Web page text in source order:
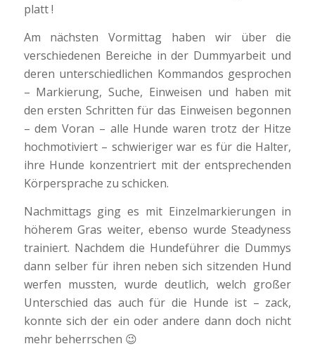
platt !
Am nächsten Vormittag haben wir über die
verschiedenen Bereiche in der Dummyarbeit und
deren unterschiedlichen Kommandos gesprochen
– Markierung, Suche, Einweisen und haben mit
den ersten Schritten für das Einweisen begonnen
– dem Voran – alle Hunde waren trotz der Hitze
hochmotiviert – schwieriger war es für die Halter,
ihre Hunde konzentriert mit der entsprechenden
Körpersprache zu schicken.
Nachmittags ging es mit Einzelmarkierungen in
höherem Gras weiter, ebenso wurde Steadyness
trainiert. Nachdem die Hundeführer die Dummys
dann selber für ihren neben sich sitzenden Hund
werfen mussten, wurde deutlich, welch großer
Unterschied das auch für die Hunde ist – zack,
konnte sich der ein oder andere dann doch nicht
mehr beherrschen 😉